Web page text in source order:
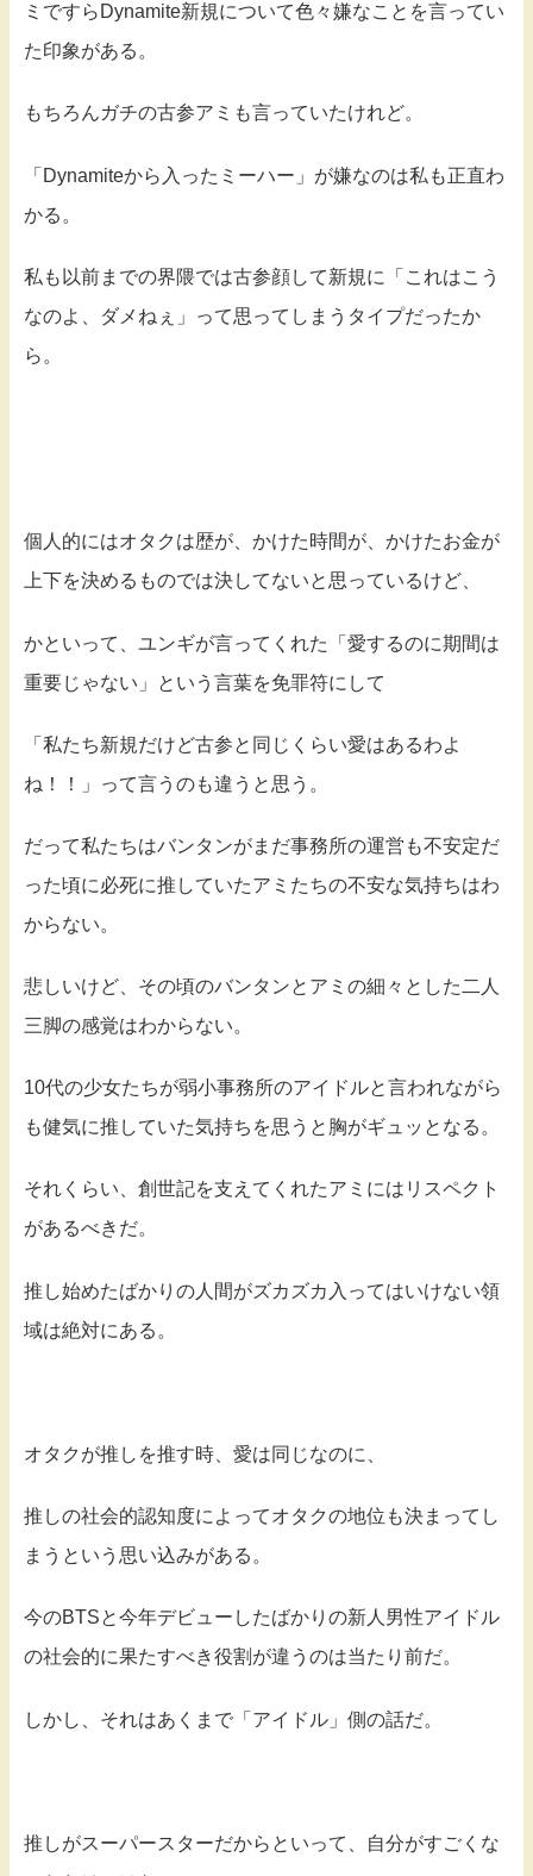
ミですらDynamite新規について色々嫌なことを言ってい
た印象がある。
もちろんガチの古参アミも言っていたけれど。
「Dynamiteから入ったミーハー」が嫌なのは私も正直わ
かる。
私も以前までの界隈では古参顔して新規に「これはこう
なのよ、ダメねぇ」って思ってしまうタイプだったか
ら。
個人的にはオタクは歴が、かけた時間が、かけたお金が
上下を決めるものでは決してないと思っているけど、
かといって、ユンギが言ってくれた「愛するのに期間は
重要じゃない」という言葉を免罪符にして
「私たち新規だけど古参と同じくらい愛はあるわよ
ね！！」って言うのも違うと思う。
だって私たちはバンタンがまだ事務所の運営も不安定だ
った頃に必死に推していたアミたちの不安な気持ちはわ
からない。
悲しいけど、その頃のバンタンとアミの細々とした二人
三脚の感覚はわからない。
10代の少女たちが弱小事務所のアイドルと言われながら
も健気に推していた気持ちを思うと胸がギュッとなる。
それくらい、創世記を支えてくれたアミにはリスペクト
があるべきだ。
推し始めたばかりの人間がズカズカ入ってはいけない領
域は絶対にある。
オタクが推しを推す時、愛は同じなのに、
推しの社会的認知度によってオタクの地位も決まってし
まうという思い込みがある。
今のBTSと今年デビューしたばかりの新人男性アイドル
の社会的に果たすべき役割が違うのは当たり前だ。
しかし、それはあくまで「アイドル」側の話だ。
推しがスーパースターだからといって、自分がすごくな